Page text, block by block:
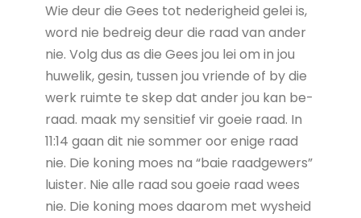
Wie deur die Gees tot nederigheid gelei is,
word nie bedreig deur die raad van ander
nie. Volg dus as die Gees jou lei om in jou
huwelik, gesin, tussen jou vriende of by die
werk ruimte te skep dat ander jou kan be-
raad. maak my sensitief vir goeie raad. In
11:14 gaan dit nie sommer oor enige raad
nie. Die koning moes na “baie raadgewers”
luister. Nie alle raad sou goeie raad wees
nie. Die koning moes daarom met wysheid